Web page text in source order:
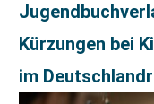
Kürzungen bei
im